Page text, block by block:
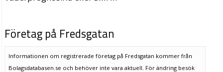
Företag på Fredsgatan
Informationen om registrerade företag på Fredsgatan kommer från
Bolagsdatabasen.se och behöver inte vara aktuell. För ändring besök